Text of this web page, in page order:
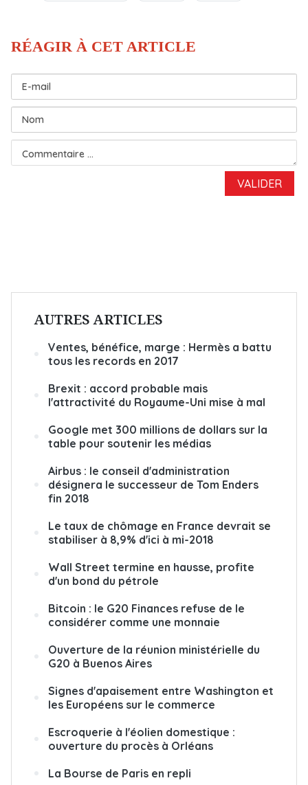
AUTRES ARTICLES
Ventes, bénéfice, marge : Hermès a battu
tous les records en 2017
Brexit : accord probable mais
l'attractivité du Royaume-Uni mise à mal
Google met 300 millions de dollars sur la
table pour soutenir les médias
Airbus : le conseil d'administration
désignera le successeur de Tom Enders
fin 2018
Le taux de chômage en France devrait se
stabiliser à 8,9% d'ici à mi-2018
Wall Street termine en hausse, profite
d'un bond du pétrole
Bitcoin : le G20 Finances refuse de le
considérer comme une monnaie
Ouverture de la réunion ministérielle du
G20 à Buenos Aires
Signes d'apaisement entre Washington et
les Européens sur le commerce
Escroquerie à l'éolien domestique :
ouverture du procès à Orléans
La Bourse de Paris en repli